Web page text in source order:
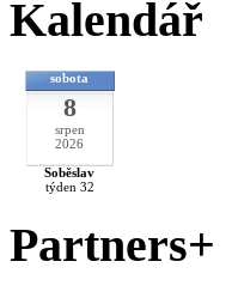
Kalendář
sobota
8
srpen
2026
Soběslav
týden 32
Partners+